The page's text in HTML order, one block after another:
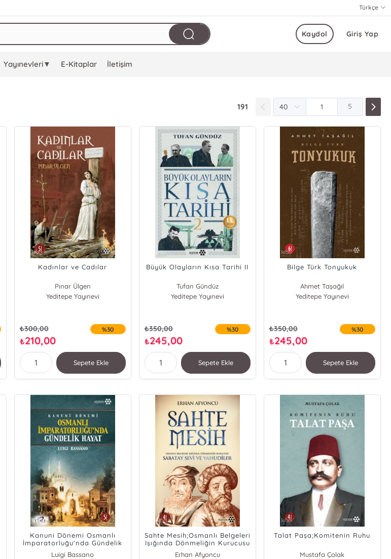
Türkçe
Giriş Yap
Kaydol
Yayınevleri▼ E-Kitaplar İletişim
191 5
Kadınlar ve Cadılar
Pınar Ülgen
Yeditepe Yayınevi
₺300,00
₺210,00
%30
Sepete Ekle
Büyük Olayların Kısa Tarihi II
Tufan Gündüz
Yeditepe Yayınevi
₺350,00
₺245,00
%30
Sepete Ekle
Bilge Türk Tonyukuk
Ahmet Taşağıl
Yeditepe Yayınevi
₺350,00
₺245,00
%30
Sepete Ekle
Kanuni Dönemi Osmanlı
İmparatorluğu'nda Gündelik
Luigi Bassano
Sahte Mesih;Osmanlı Belgeleri
Işığında Dönmeliğin Kurucusu
Sabatay Sevi ve Yahudiler
Erhan Afyoncu
Talat Paşa;Komitenin Ruhu
Mustafa Çolak